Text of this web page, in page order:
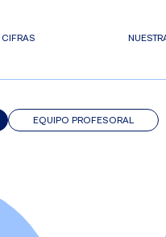
CIFRAS
EQUIPO PROFESORAL